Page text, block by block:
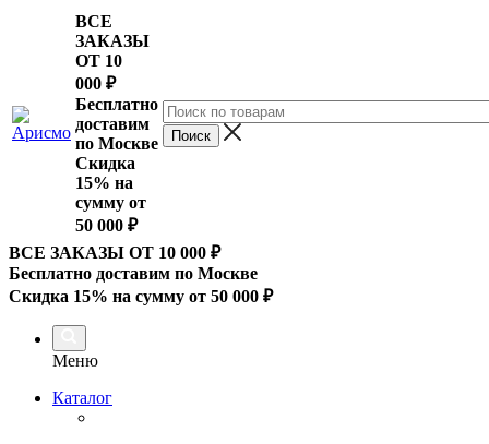
ВСЕ
ЗАКАЗЫ
ОТ 10
000 ₽
Бесплатно
доставим
по Москве
Скидка
15% на
сумму от
50 000 ₽
ВСЕ ЗАКАЗЫ ОТ 10 000 ₽
Бесплатно доставим по Москве
Скидка 15% на сумму от 50 000 ₽
Меню
Каталог